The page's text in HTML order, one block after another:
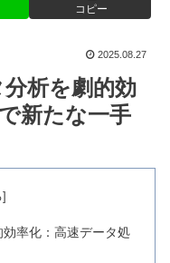
コピー
2025.08.27
析を劇的効
新たな一手
率化：高速データ処